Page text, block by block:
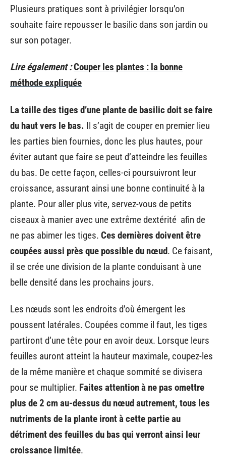
Plusieurs pratiques sont à privilégier lorsqu’on
souhaite faire repousser le basilic dans son jardin ou
sur son potager.
Lire également :Couper les plantes : la bonne
méthode expliquée
La taille des tiges d’une plante de basilic doit se faire
du haut vers le bas. Il s’agit de couper en premier lieu
les parties bien fournies, donc les plus hautes, pour
éviter autant que faire se peut d’atteindre les feuilles
du bas. De cette façon, celles-ci poursuivront leur
croissance, assurant ainsi une bonne continuité à la
plante. Pour aller plus vite, servez-vous de petits
ciseaux à manier avec une extrême dextérité afin de
ne pas abimer les tiges. Ces dernières doivent être
coupées aussi près que possible du nœud. Ce faisant,
il se crée une division de la plante conduisant à une
belle densité dans les prochains jours.
Les nœuds sont les endroits d’où émergent les
poussent latérales. Coupées comme il faut, les tiges
partiront d’une tête pour en avoir deux. Lorsque leurs
feuilles auront atteint la hauteur maximale, coupez-les
de la même manière et chaque sommité se divisera
pour se multiplier. Faites attention à ne pas omettre
plus de 2 cm au-dessus du nœud autrement, tous les
nutriments de la plante iront à cette partie au
détriment des feuilles du bas qui verront ainsi leur
croissance limitée.